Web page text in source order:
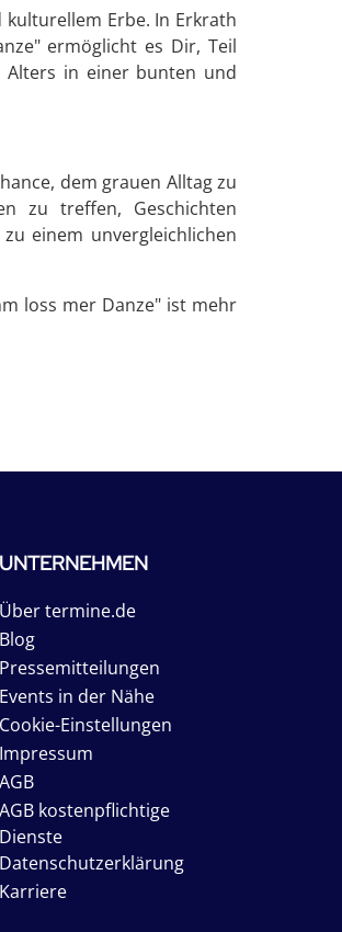
Erbe. In Erkrath
ermöglicht es Dir, Teil
Alters in einer bunten und
dem grauen Alltag zu
zu treffen, Geschichten
einem unvergleichlichen
loss mer Danze" ist mehr
UNTERNEHMEN
Über termine.de
Blog
Pressemitteilungen
Events in der Nähe
Cookie-Einstellungen
Impressum
AGB
AGB kostenpflichtige
Dienste
Datenschutzerklärung
Karriere